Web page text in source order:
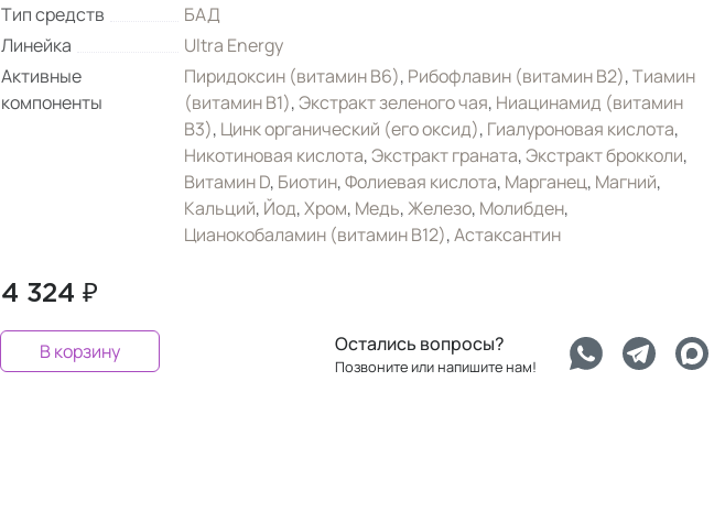
Тип средств
БАД
Линейка
Ultra Energy
Активные
компоненты
Пиридоксин (витамин B6), Рибофлавин (витамин B2),Тиамин
(витамин B1),Экстракт зеленого чая, Ниацинамид (витамин
B3), Цинк органический (его оксид), Гиалуроновая кислота,
Никотиновая кислота,Экстракт граната,Экстракт брокколи,
Витамин D, Биотин,Фолиевая кислота, Марганец, Магний,
Кальций, Йод,Хром, Медь,Железо, Молибден,
Цианокобаламин (витамин B12),Астаксантин
4 324 ₽
В корзину Остались вопросы?
Позвоните или напишите нам!